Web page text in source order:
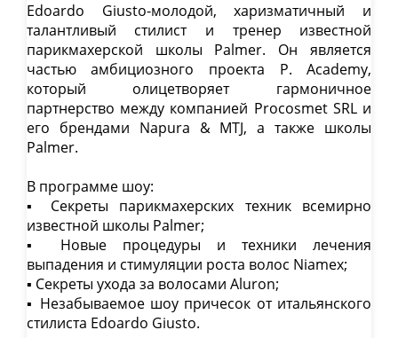
Edoardo Giusto-молодой, харизматичный и
талантливый стилист и тренер известной
парикмахерской школы Palmer. Он является
частью амбициозного проекта P. Academy,
который олицетворяет гармоничное
партнерство между компанией Procosmet SRL и
его брендами Napura & MTJ, а также школы
Palmer.
В программе шоу:
▪️ Секреты парикмахерских техник всемирно
известной школы Palmer;
▪️ Новые процедуры и техники лечения
выпадения и стимуляции роста волос Niamex;
▪️ Секреты ухода за волосами Aluron;
▪️ Незабываемое шоу причесок от итальянского
стилиста Edoardo Giusto.
Сайт також доступний
українською мовою
Бажаєте перейти?
Так, перейти Залишитись